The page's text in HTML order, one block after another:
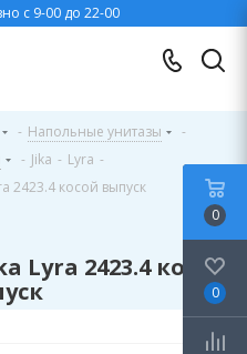
с 9-00 до 22-00
- Напольные унитазы
-
- Jika - Lyra -
2423.4 косой выпуск
Lyra 2423.4 косой
0
0